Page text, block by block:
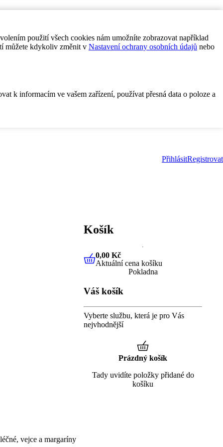
použití všech cookies nám umožníte zobrazovat například
můžete kdykoliv změnit v Nastavení ochrany osobních údajů nebo
k informacím ve vašem zařízení, používat přesná data o poloze a
PřihlásitRegistrovat
vejce a margaríny
Košík
0,00 KčAktuální cena košíku
0,00 Kč
Aktuální cena košíku
Pokladna
Váš košík
Vyberte službu, která je pro Vás
nejvhodnější
Prázdný košík
Tady uvidíte položky přidané do
košíku